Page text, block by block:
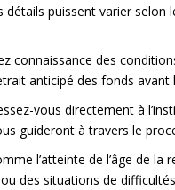
puissent varier selon
connaissance des
anticipé des fonds avant
vous directement à
guideront à travers le
l’atteinte de l’âge de
ou des situations de